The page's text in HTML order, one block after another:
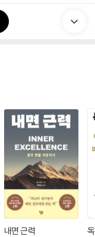
내면 근력